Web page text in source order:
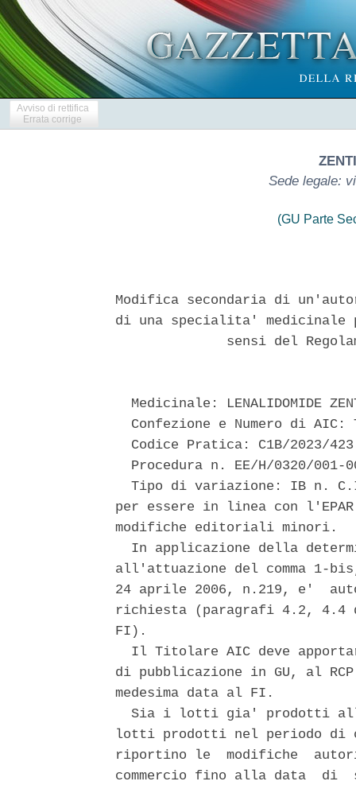
Avviso di rettifica
Errata corrige
Sede legale:
(GU Parte
Modifica secondaria di
di una specialita' medicinale
sensi del
Medicinale: LENALIDOMIDE
Confezione e Numero di
Codice Pratica: C1B/2023/
Procedura n. EE/H/0320/001-
Tipo di variazione: IB n.
per essere in linea con
modifiche editoriali minori.
In applicazione della
all'attuazione del comma 1-
24 aprile 2006, n.219, e'
richiesta (paragrafi 4.2, 4.4
FI).
Il Titolare AIC deve
di pubblicazione in GU, al
medesima data al FI.
Sia i lotti gia' prodotti
lotti prodotti nel periodo di
riportino le  modifiche
commercio fino alla data  di